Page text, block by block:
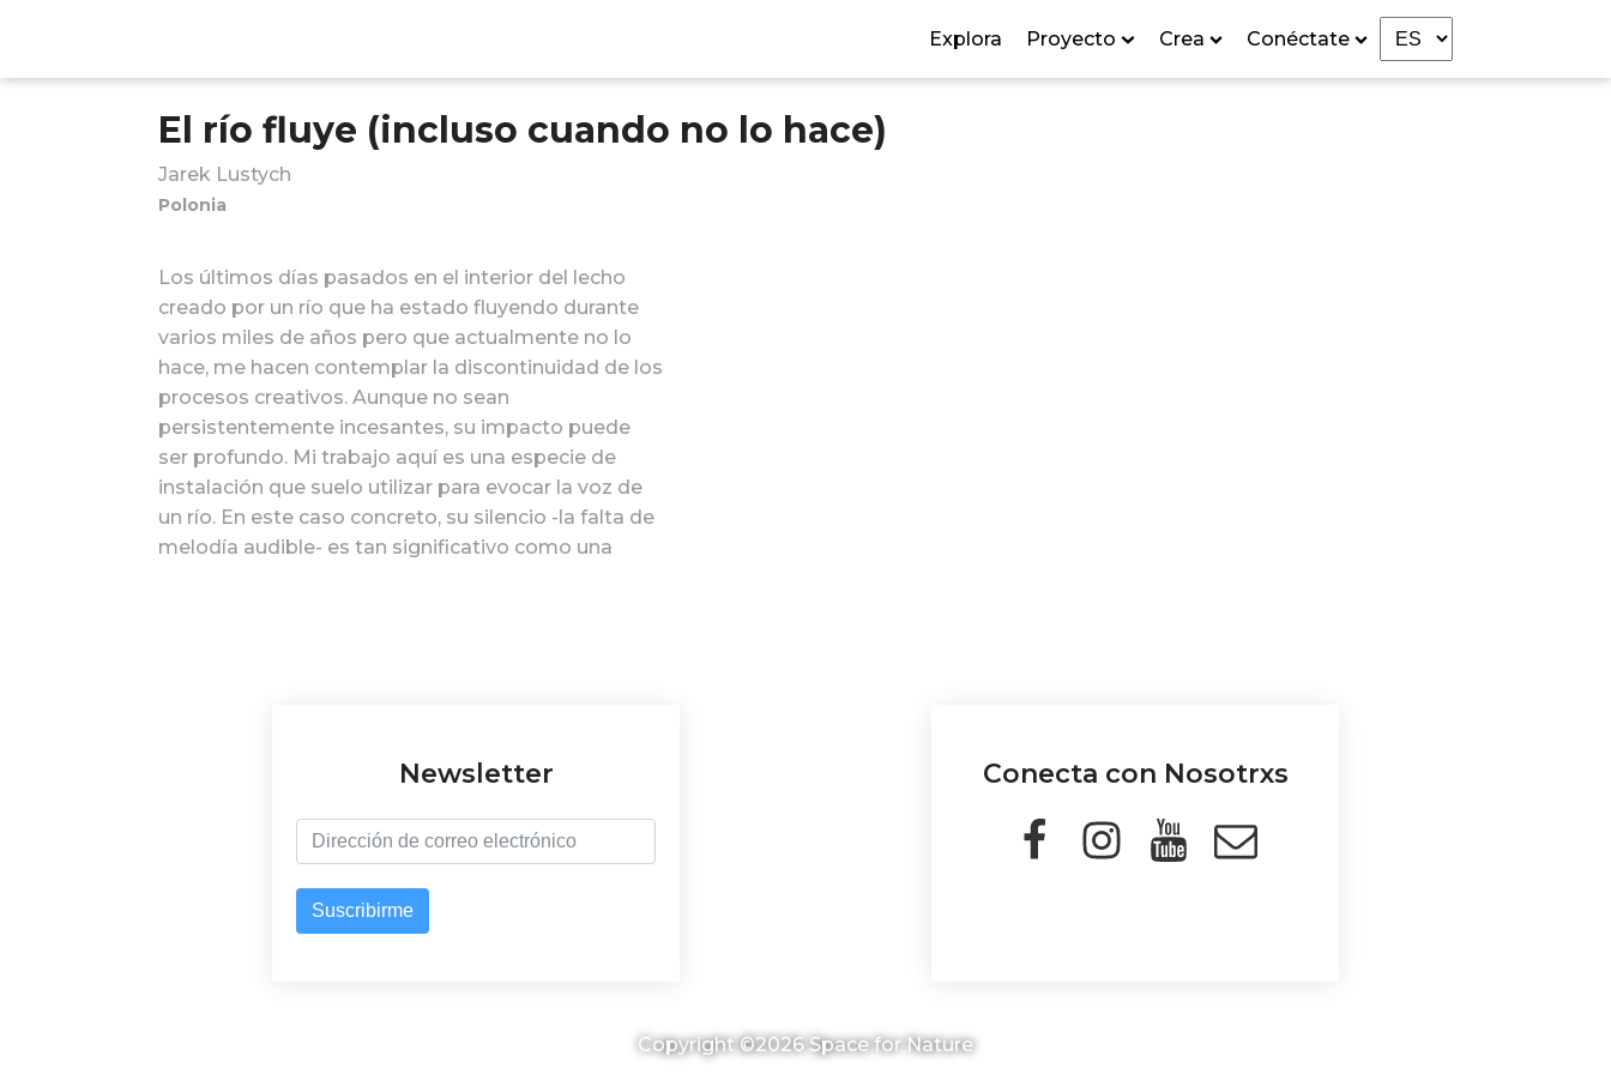
Explora Proyecto Crea Conéctate
El río fluye (incluso cuando no lo hace)
Jarek Lustych
Polonia
Los últimos días pasados en el interior del lecho
creado por un río que ha estado fluyendo durante
varios miles de años pero que actualmente no lo
hace, me hacen contemplar la discontinuidad de los
procesos creativos. Aunque no sean
persistentemente incesantes, su impacto puede
ser profundo. Mi trabajo aquí es una especie de
instalación que suelo utilizar para evocar la voz de
un río. En este caso concreto, su silencio -la falta de
melodía audible- es tan significativo como una
Newsletter
Suscribirme
Conecta con Nosotrxs
Copyright ©2026 Space for Nature